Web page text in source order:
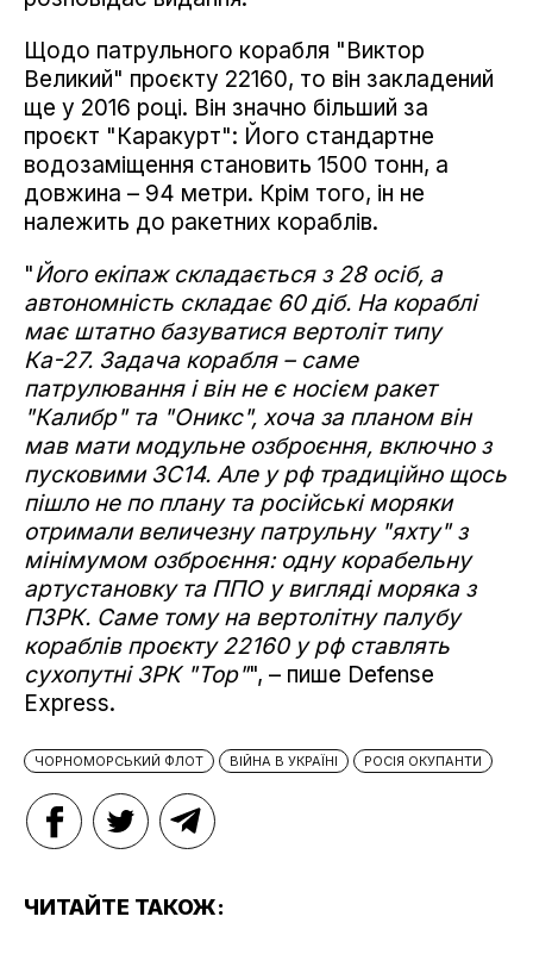
Щодо патрульного корабля "Виктор
Великий" проєкту 22160, то він закладений
ще у 2016 році. Він значно більший за
проєкт "Каракурт": Його стандартне
водозаміщення становить 1500 тонн, а
довжина – 94 метри. Крім того, ін не
належить до ракетних кораблів.
"Його екіпаж складається з 28 осіб, а
автономність складає 60 діб. На кораблі
має штатно базуватися вертоліт типу
Ка-27. Задача корабля – саме
патрулювання і він не є носієм ракет
"Калибр" та "Оникс", хоча за планом він
мав мати модульне озброєння, включно з
пусковими 3С14. Але у рф традиційно щось
пішло не по плану та російські моряки
отримали величезну патрульну "яхту" з
мінімумом озброєння: одну корабельну
артустановку та ППО у вигляді моряка з
ПЗРК. Саме тому на вертолітну палубу
кораблів проєкту 22160 у рф ставлять
сухопутні ЗРК "Тор"", – пише Defense
Express.
ЧОРНОМОРСЬКИЙ ФЛОТ ВІЙНА В УКРАЇНІ РОСІЯ ОКУПАНТИ
ЧИТАЙТЕ ТАКОЖ: